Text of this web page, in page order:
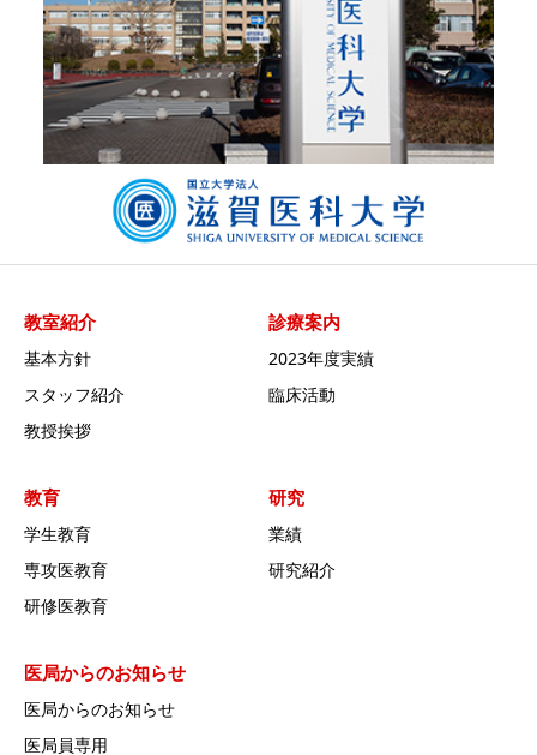
教室紹介
基本方針
スタッフ紹介
教授挨拶
診療案内
2023年度実績
臨床活動
教育
学生教育
専攻医教育
研修医教育
研究
業績
研究紹介
医局からのお知らせ
医局からのお知らせ
医局員専用